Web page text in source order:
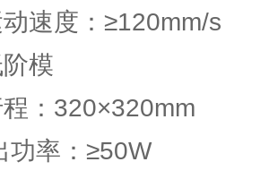
速度：≥120mm/s
模
：320×320mm
功率：≥50W